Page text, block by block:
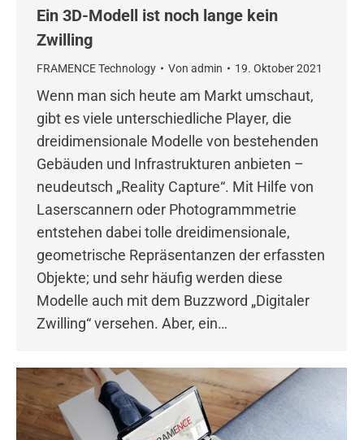
Ein 3D-Modell ist noch lange kein
Zwilling
FRAMENCE Technology Von admin 19. Oktober 2021
Wenn man sich heute am Markt umschaut,
gibt es viele unterschiedliche Player, die
dreidimensionale Modelle von bestehenden
Gebäuden und Infrastrukturen anbieten –
neudeutsch „Reality Capture“. Mit Hilfe von
Laserscannern oder Photogrammmetrie
entstehen dabei tolle dreidimensionale,
geometrische Repräsentanzen der erfassten
Objekte; und sehr häufig werden diese
Modelle auch mit dem Buzzword „Digitaler
Zwilling“ versehen. Aber, ein…